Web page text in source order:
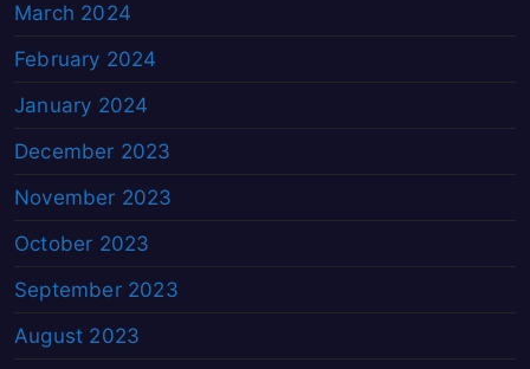
March 2024
February 2024
January 2024
December 2023
November 2023
October 2023
September 2023
August 2023